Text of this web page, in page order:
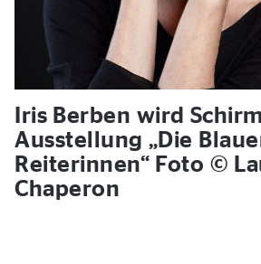
Iris Berben wird
Ausstellung „Die
Reiterinnen“ Foto ©
Chaperon